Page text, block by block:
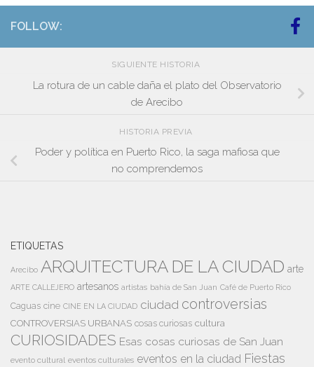
FOLLOW:
SIGUIENTE HISTORIA
La rotura de un cable daña el plato del Observatorio
de Arecibo
HISTORIA PREVIA
Poder y política en Puerto Rico, la saga mafiosa que
no comprendemos
ETIQUETAS
Arecibo ARQUITECTURA DE LA CIUDAD arte
ARTE CALLEJERO artesanos artistas bahía de San Juan Café de Puerto Rico
Caguas cine CINE EN LA CIUDAD ciudad controversias
CONTROVERSIAS URBANAS cosas curiosas cultura
CURIOSIDADES Esas cosas curiosas de San Juan
evento cultural eventos culturales eventos en la ciudad Fiestas